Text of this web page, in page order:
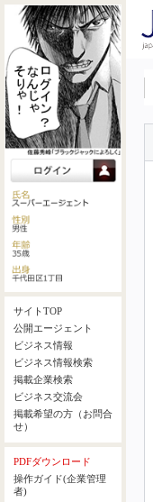
サイトTOP
公開エージェント
ビジネス情報
ビジネス情報検索
掲載企業検索
ビジネス交流会
掲載希望の方（お問合
せ）
PDFダウンロード
操作ガイド(企業管理
者)